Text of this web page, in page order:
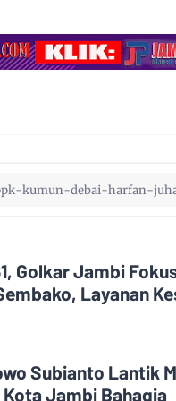
Golkar Jambi
Layanan
Subianto Lantik
Jambi Bahagia